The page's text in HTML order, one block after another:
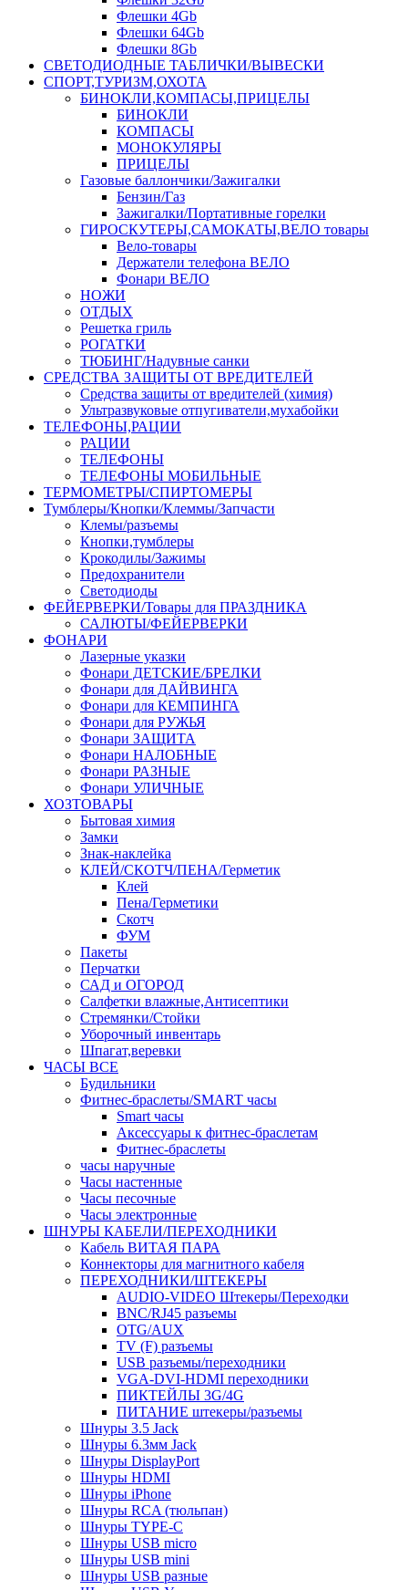
Флешки 4Gb
Флешки 64Gb
Флешки 8Gb
СВЕТОДИОДНЫЕ ТАБЛИЧКИ/ВЫВЕСКИ
СПОРТ,ТУРИЗМ,ОХОТА
БИНОКЛИ,КОМПАСЫ,ПРИЦЕЛЫ
БИНОКЛИ
КОМПАСЫ
МОНОКУЛЯРЫ
ПРИЦЕЛЫ
Газовые баллончики/Зажигалки
Бензин/Газ
Зажигалки/Портативные горелки
ГИРОСКУТЕРЫ,САМОКАТЫ,ВЕЛО товары
Вело-товары
Держатели телефона ВЕЛО
Фонари ВЕЛО
НОЖИ
ОТДЫХ
Решетка гриль
РОГАТКИ
ТЮБИНГ/Надувные санки
СРЕДСТВА ЗАЩИТЫ ОТ ВРЕДИТЕЛЕЙ
Средства защиты от вредителей (химия)
Ультразвуковые отпугиватели,мухабойки
ТЕЛЕФОНЫ,РАЦИИ
РАЦИИ
ТЕЛЕФОНЫ
ТЕЛЕФОНЫ МОБИЛЬНЫЕ
ТЕРМОМЕТРЫ/СПИРТОМЕРЫ
Тумблеры/Кнопки/Клеммы/Запчасти
Клемы/разъемы
Кнопки,тумблеры
Крокодилы/Зажимы
Предохранители
Светодиоды
ФЕЙЕРВЕРКИ/Товары для ПРАЗДНИКА
САЛЮТЫ/ФЕЙЕРВЕРКИ
ФОНАРИ
Лазерные указки
Фонари ДЕТСКИЕ/БРЕЛКИ
Фонари для ДАЙВИНГА
Фонари для КЕМПИНГА
Фонари для РУЖЬЯ
Фонари ЗАЩИТА
Фонари НАЛОБНЫЕ
Фонари РАЗНЫЕ
Фонари УЛИЧНЫЕ
ХОЗТОВАРЫ
Бытовая химия
Замки
Знак-наклейка
КЛЕЙ/СКОТЧ/ПЕНА/Герметик
Клей
Пена/Герметики
Скотч
ФУМ
Пакеты
Перчатки
САД и ОГОРОД
Салфетки влажные,Антисептики
Стремянки/Стойки
Уборочный инвентарь
Шпагат,веревки
ЧАСЫ ВСЕ
Будильники
Фитнес-браслеты/SMART часы
Smart часы
Аксессуары к фитнес-браслетам
Фитнес-браслеты
часы наручные
Часы настенные
Часы песочные
Часы электронные
ШНУРЫ КАБЕЛИ/ПЕРЕХОДНИКИ
Кабель ВИТАЯ ПАРА
Коннекторы для магнитного кабеля
ПЕРЕХОДНИКИ/ШТЕКЕРЫ
AUDIO-VIDEO Штекеры/Переходки
BNC/RJ45 разъемы
OTG/AUX
TV (F) разъемы
USB разъемы/переходники
VGA-DVI-HDMI переходники
ПИКТЕЙЛЫ 3G/4G
ПИТАНИЕ штекеры/разъемы
Шнуры 3.5 Jack
Шнуры 6.3мм Jack
Шнуры DisplayPort
Шнуры HDMI
Шнуры iPhone
Шнуры RCA (тюльпан)
Шнуры TYPE-C
Шнуры USB micro
Шнуры USB mini
Шнуры USB разные